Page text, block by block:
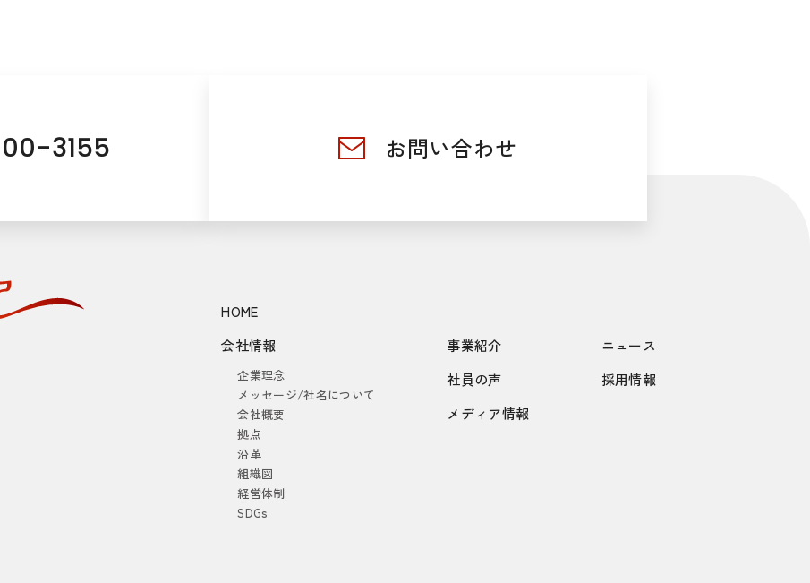
3155 お問い合わせ
HOME
会社情報
企業理念
メッセージ/社名について
会社概要
拠点
沿革
組織図
経営体制
SDGs
事業紹介
社員の声
メディア情報
ニュース
採用情報